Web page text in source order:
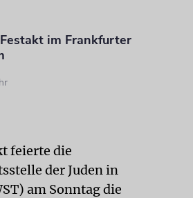
im Frankfurter
feierte die
der Juden in
am Sonntag die